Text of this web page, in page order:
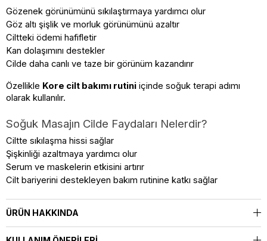
Gözenek görünümünü sıkılaştırmaya yardımcı olur
Göz altı şişlik ve morluk görünümünü azaltır
Ciltteki ödemi hafifletir
Kan dolaşımını destekler
Cilde daha canlı ve taze bir görünüm kazandırır
Özellikle Kore cilt bakımı rutini içinde soğuk terapi adımı
olarak kullanılır.
Soğuk Masajın Cilde Faydaları Nelerdir?
Ciltte sıkılaşma hissi sağlar
Şişkinliği azaltmaya yardımcı olur
Serum ve maskelerin etkisini artırır
Cilt bariyerini destekleyen bakım rutinine katkı sağlar
ÜRÜN HAKKINDA